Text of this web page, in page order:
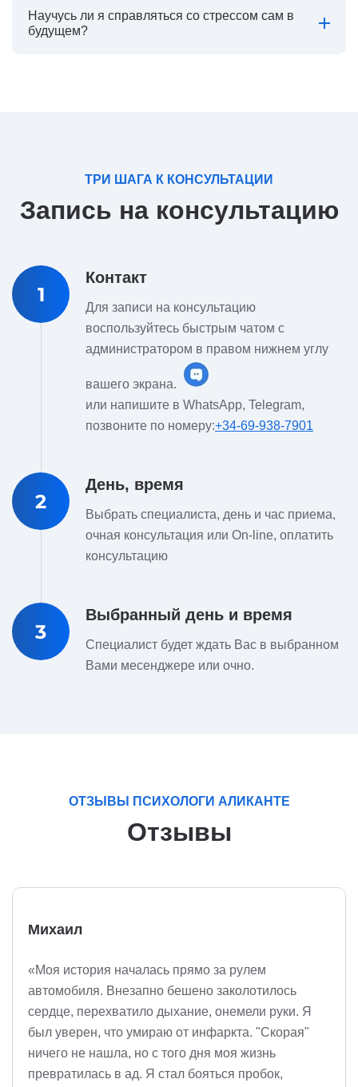
Научусь ли я справляться со стрессом сам в
будущем?
ТРИ ШАГА К КОНСУЛЬТАЦИИ
Запись на консультацию
1
Контакт
Для записи на консультацию
воспользуйтесь быстрым чатом с
администратором в правом нижнем углу
вашего экрана.
или напишите в WhatsApp, Telegram,
позвоните по номеру:+34-69-938-7901
2
День, время
Выбрать специалиста, день и час приема,
очная консультация или On-line, оплатить
консультацию
3
Выбранный день и время
Специалист будет ждать Вас в выбранном
Вами месенджере или очно.
ОТЗЫВЫ ПСИХОЛОГИ АЛИКАНТЕ
Отзывы
Михаил
«Моя история началась прямо за рулем
автомобиля. Внезапно бешено заколотилось
сердце, перехватило дыхание, онемели руки. Я
был уверен, что умираю от инфаркта. "Скорая"
ничего не нашла, но с того дня моя жизнь
превратилась в ад. Я стал бояться пробок,